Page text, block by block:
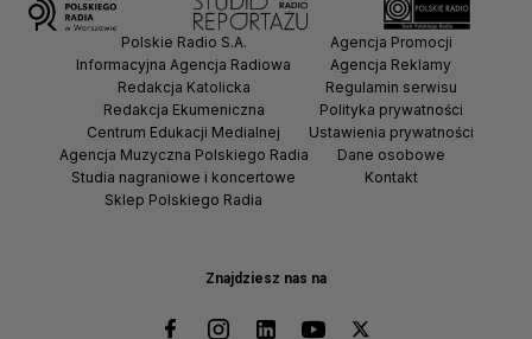
Znajdziesz nas na
Polskie Radio S.A.
Informacyjna Agencja Radiowa
Redakcja Katolicka
Redakcja Ekumeniczna
Centrum Edukacji Medialnej
Agencja Muzyczna Polskiego Radia
Studia nagraniowe i koncertowe
Sklep Polskiego Radia
Agencja Promocji
Agencja Reklamy
Regulamin serwisu
Polityka prywatności
Ustawienia prywatności
Dane osobowe
Kontakt